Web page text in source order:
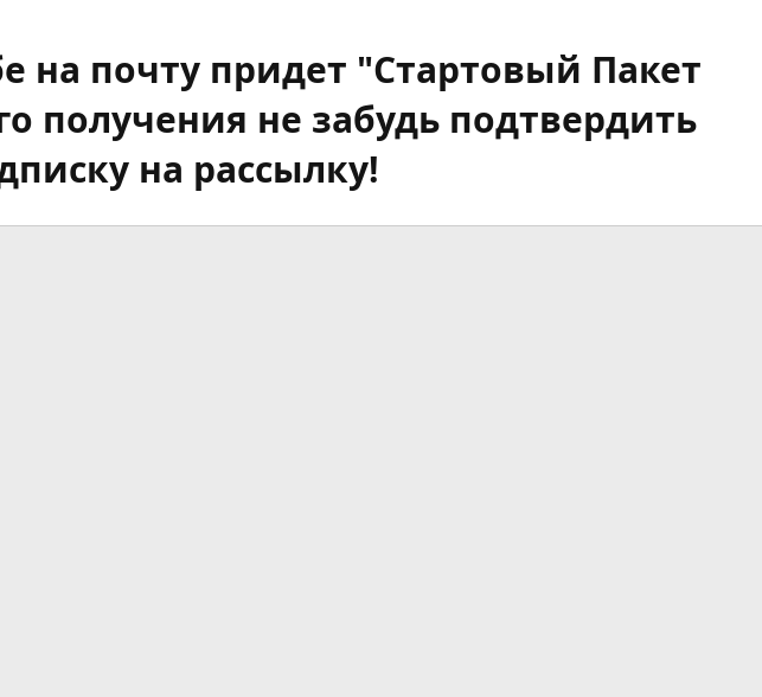
на почту придет "Стартовый Пакет
получения не забудь подтвердить
на рассылку!